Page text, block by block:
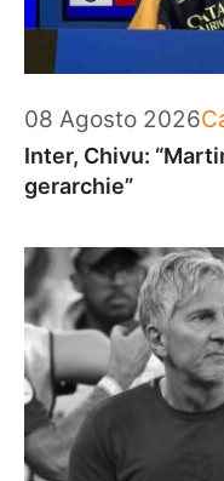
08 Agosto 2026
Inter, Chivu:
gerarchie”